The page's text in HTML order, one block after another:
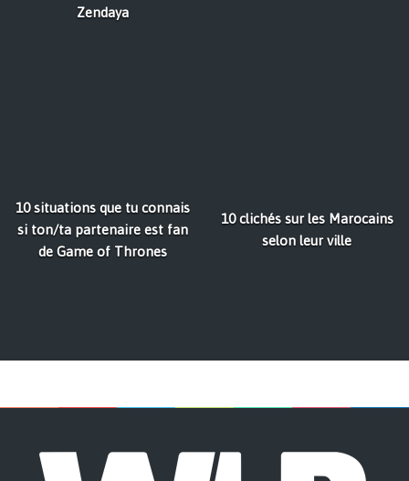
Zendaya
10 situations que tu connais
si ton/ta partenaire est fan
de Game of Thrones
10 clichés sur les Marocains
selon leur ville